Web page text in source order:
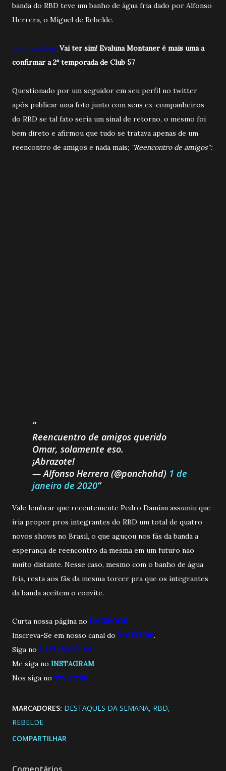
banda do RBD teve um banho de água fria dado por Alfonso
Herrera, o Miguel de Rebelde.
Leia também...Vai ter sim! Evaluna Montaner é mais uma a
confirmar a 2ª temporada de Club 57
Questionado por um seguidor em seu perfil no twitter
após publicar uma foto junto com seus ex-companheiros
do RBD se tal fato seria um sinal de retorno, o mesmo foi
bem direto e afirmou que tudo se tratava apenas de um
reencontro de amigos e nada mais; ''Reencontro de amigos'':
Reencuentro de amigos querido
Omar, solamente eso.
¡Abrazote!
— Alfonso Herrera (@ponchohd) 1 de
janeiro de 2020
Vale lembrar que recentemente Pedro Damian assumiu que
iria propor pros integrantes do RBD um total de quatro
novos shows no Brasil, o que aguçou nos fãs da banda a
esperança de reencontro da mesma em um futuro não
muito distante. Nesse caso, mesmo com o banho de água
fria, resta aos fãs da mesma torcer pra que os integrantes
da banda aceitem o convite.
Curta nossa página no FACEBOOK.
Inscreva-Se em nosso canal do YOUTUBE.
Siga no DAYLIMOTION
Me siga no INSTAGRAM
Nos siga no TWITTER
MARCADORES: DESTAQUES DA SEMANA RBD
REBELDE
COMPARTILHAR
Comentários